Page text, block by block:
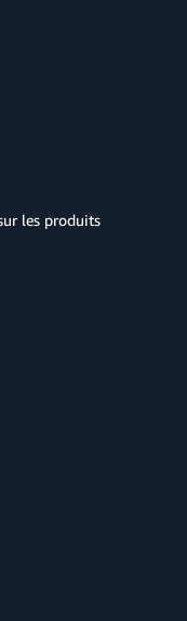
les produits